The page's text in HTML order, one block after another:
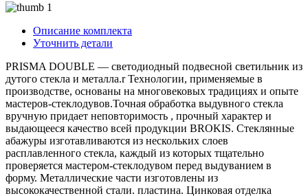
Описание комплекта
Уточнить детали
PRISMA DOUBLE — светодиодный подвесной светильник из
дутого стекла и металла.r Технологии, применяемые в
производстве, основаны на многовековых традициях и опыте
мастеров-стеклодувов.Точная обработка выдувного стекла
вручную придает неповторимость , прочный характер и
выдающееся качество всей продукции BROKIS. Стеклянные
абажуры изготавливаются из нескольких слоев
расплавленного стекла, каждый из которых тщательно
проверяется мастером-стеклодувом перед выдуванием в
форму. Металлические части изготовлены из
высококачественной стали. пластина. Цинковая отделка